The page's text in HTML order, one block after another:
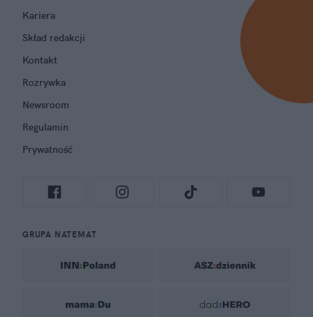
Kariera
Skład redakcji
Kontakt
Rozrywka
Newsroom
Regulamin
Prywatność
GRUPA NATEMAT